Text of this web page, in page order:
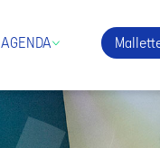
AGENDA